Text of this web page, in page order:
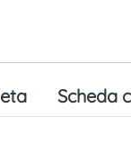
Scheda